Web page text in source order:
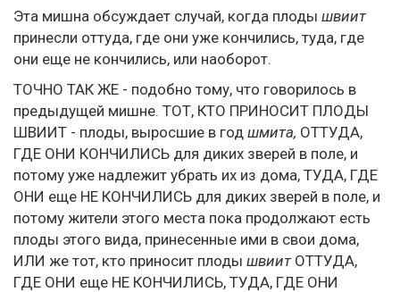
Эта мишна обсуждает случай, когда плоды швиит
принесли оттуда, где они уже кончились, туда, где
они еще не кончились, или наоборот.
ТОЧНО ТАК ЖЕ - подобно тому, что говорилось в
предыдущей мишне. ТОТ, КТО ПРИНОСИТ ПЛОДЫ
ШВИИТ - плоды, выросшие в год шмита, ОТТУДА,
ГДЕ ОНИ КОНЧИЛИСЬ для диких зверей в поле, и
потому уже надлежит убрать их из дома, ТУДА, ГДЕ
ОНИ еще НЕ КОНЧИЛИСЬ для диких зверей в поле, и
потому жители этого места пока продолжают есть
плоды этого вида, принесенные ими в свои дома,
ИЛИ же тот, кто приносит плоды швиит ОТТУДА,
ГДЕ ОНИ еще НЕ КОНЧИЛИСЬ, ТУДА, ГДЕ ОНИ